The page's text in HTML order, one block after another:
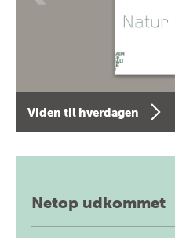
Viden til hverdagen
Netop udkommet